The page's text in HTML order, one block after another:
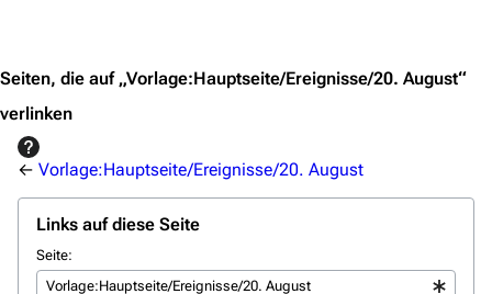
Seiten, die auf „Vorlage:Hauptseite/Ereignisse/20. August“
verlinken
← Vorlage:Hauptseite/Ereignisse/20. August
Links auf diese Seite
Seite: